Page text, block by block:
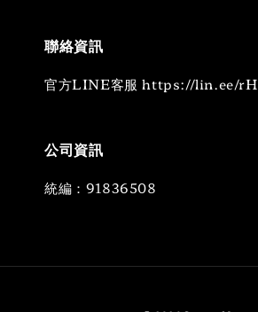
聯絡資訊
官方LINE客服 https://lin.ee/
公司資訊
統編：91836508